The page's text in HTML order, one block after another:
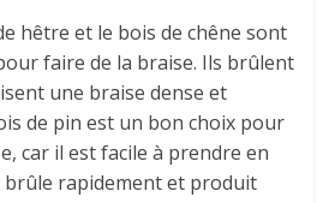
hêtre et le bois de chêne sont
faire de la braise. Ils brûlent
une braise dense et
de pin est un bon choix pour
car il est facile à prendre en
brûle rapidement et produit